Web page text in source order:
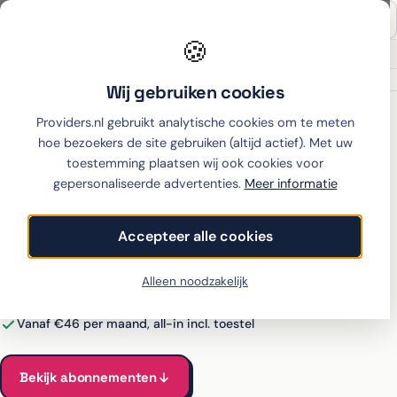
🍪
Wij gebruiken cookies
Providers.nl gebruikt analytische cookies om te meten
hoe bezoekers de site gebruiken (altijd actief). Met uw
toestemming plaatsen wij ook cookies voor
gepersonaliseerde advertenties. Meer informatie
Accepteer alle cookies
Alleen noodzakelijk
Thuiswinkel partner
Galaxy S26 Ultra› hollandsnieuwe
Samsung Galaxy S26 Ultra
met abonnement bij
hollandsnieuwe
Alle hollandsnieuwe-abonnementen voor de Galaxy S26 Ultra
Vanaf €46 per maand, all-in incl. toestel
Bekijk abonnementen